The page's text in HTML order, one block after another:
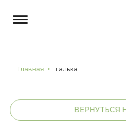
Главная галька
ВЕРНУТЬСЯ